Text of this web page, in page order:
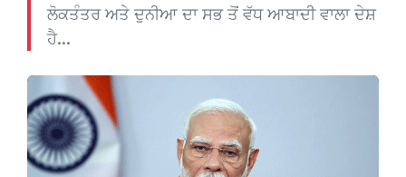
ਲੋਕਤੰਤਰ ਅਤੇ ਦੁਨੀਆ ਦਾ ਸਭ ਤੋਂ ਵੱਧ ਆਬਾਦੀ ਵਾਲਾ ਦੇਸ਼
ਹੈ...